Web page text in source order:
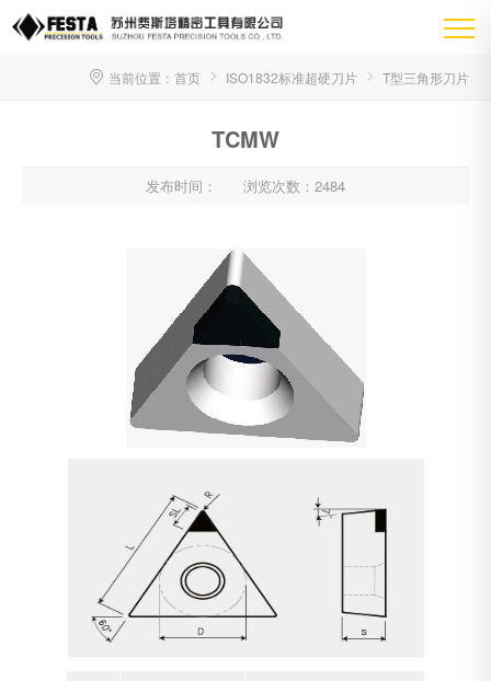
当前位置： 首页 ISO1832标准超硬刀片 T型三角形刀片
TCMW
发布时间： 浏览次数：2484